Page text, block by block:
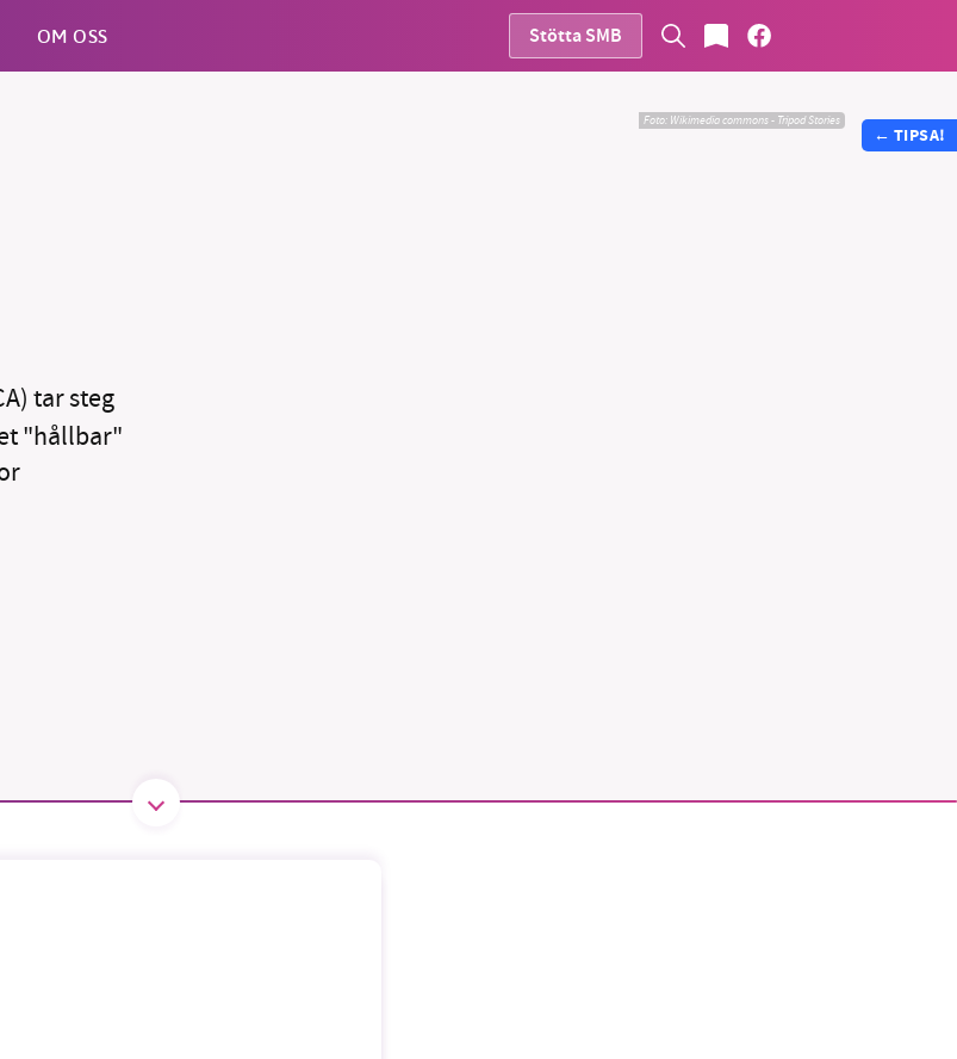
OM OSS Stötta SMB
tar steg
"hållbar"
Foto: Wikimedia commons - Tripod Stories
← TIPSA!
granskningar. Nu vill vi utveckla vårt arbete –
vi hoppas att du vill hjälpa oss.
vårt arbete genom att swisha en slant till